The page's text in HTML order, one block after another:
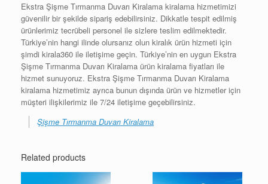
Ekstra Şişme Tırmanma Duvarı Kiralama kiralama hizmetimizi
güvenilir bir şekilde sipariş edebilirsiniz. Dikkatle tespit edilmiş
ürünlerimiz tecrübeli personel ile sizlere teslim edilmektedir.
Türkiye’nin hangi ilinde olursanız olun kiralık ürün hizmeti için
şimdi kirala360 ile iletişime geçin. Türkiye’nin en uygun Ekstra
Şişme Tırmanma Duvarı Kiralama ürün kiralama fiyatları ile
hizmet sunuyoruz. Ekstra Şişme Tırmanma Duvarı Kiralama
kiralama hizmetimiz ayrıca bunun dışında ürün ve hizmetler için
müşteri ilişkilerimiz ile 7/24 iletişime geçebilirsiniz.
Şişme Tırmanma Duvarı Kiralama
Related products